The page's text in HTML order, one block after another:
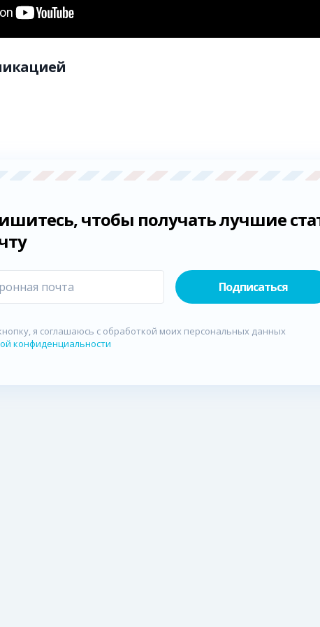
чтобы получать лучшие
Подписаться
я соглашаюсь с обработкой моих персональных данных
конфиденциальности